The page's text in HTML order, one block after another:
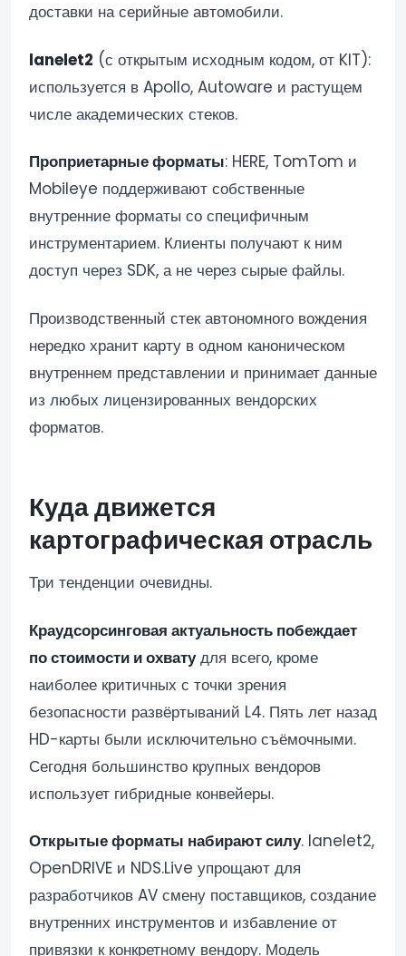
доставки на серийные автомобили.
lanelet2 (с открытым исходным кодом, от KIT):
используется в Apollo, Autoware и растущем
числе академических стеков.
Проприетарные форматы: HERE, TomTom и
Mobileye поддерживают собственные
внутренние форматы со специфичным
инструментарием. Клиенты получают к ним
доступ через SDK, а не через сырые файлы.
Производственный стек автономного вождения
нередко хранит карту в одном каноническом
внутреннем представлении и принимает данные
из любых лицензированных вендорских
форматов.
Куда движется
картографическая отрасль
Три тенденции очевидны.
Краудсорсинговая актуальность побеждает
по стоимости и охватудля всего, кроме
наиболее критичных с точки зрения
безопасности развёртываний L4. Пять лет назад
HD-карты были исключительно съёмочными.
Сегодня большинство крупных вендоров
использует гибридные конвейеры.
Открытые форматы набирают силу. lanelet2,
OpenDRIVE и NDS.Live упрощают для
разработчиков AV смену поставщиков, создание
внутренних инструментов и избавление от
привязки к конкретному вендору. Модель